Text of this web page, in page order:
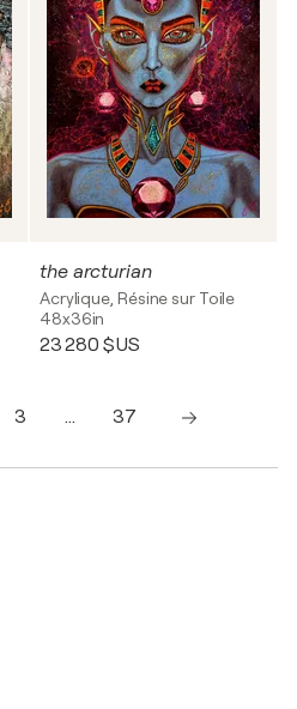
the arcturian
Acrylique, Résine sur Toile
48x36in
23 280 $US
3 …
37